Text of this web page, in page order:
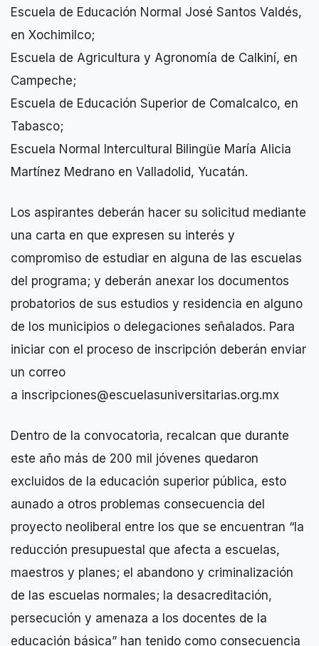
Escuela de Educación Normal José Santos Valdés,
en Xochimilco;
Escuela de Agricultura y Agronomía de Calkiní, en
Campeche;
Escuela de Educación Superior de Comalcalco, en
Tabasco;
Escuela Normal Intercultural Bilingüe María Alicia
Martínez Medrano en Valladolid, Yucatán.
Los aspirantes deberán hacer su solicitud mediante
una carta en que expresen su interés y
compromiso de estudiar en alguna de las escuelas
del programa; y deberán anexar los documentos
probatorios de sus estudios y residencia en alguno
de los municipios o delegaciones señalados. Para
iniciar con el proceso de inscripción deberán enviar
un correo
a inscripciones@escuelasuniversitarias.org.mx
Dentro de la convocatoria, recalcan que durante
este año más de 200 mil jóvenes quedaron
excluidos de la educación superior pública, esto
aunado a otros problemas consecuencia del
proyecto neoliberal entre los que se encuentran “la
reducción presupuestal que afecta a escuelas,
maestros y planes; el abandono y criminalización
de las escuelas normales; la desacreditación,
persecución y amenaza a los docentes de la
educación básica” han tenido como consecuencia